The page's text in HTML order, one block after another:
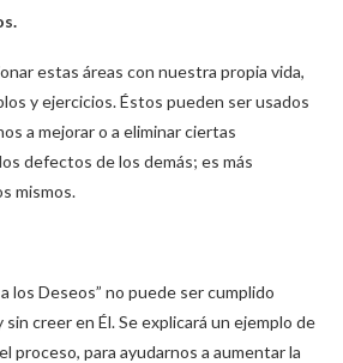
estas áreas con nuestra propia vida,
y ejercicios. Éstos pueden ser usados
a mejorar o a eliminar ciertas
defectos de los demás; es más
mismos.
los Deseos” no puede ser cumplido
creer en Él. Se explicará un ejemplo de
proceso, para ayudarnos a aumentar la